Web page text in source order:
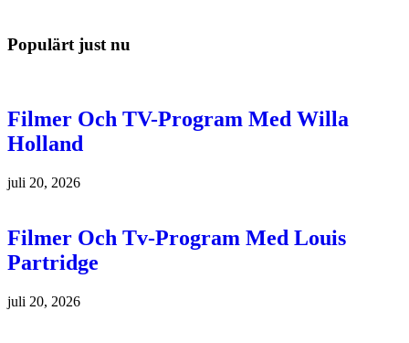
Populärt just nu
Filmer Och TV-Program Med Willa
Holland
juli 20, 2026
Filmer Och Tv-Program Med Louis
Partridge
juli 20, 2026